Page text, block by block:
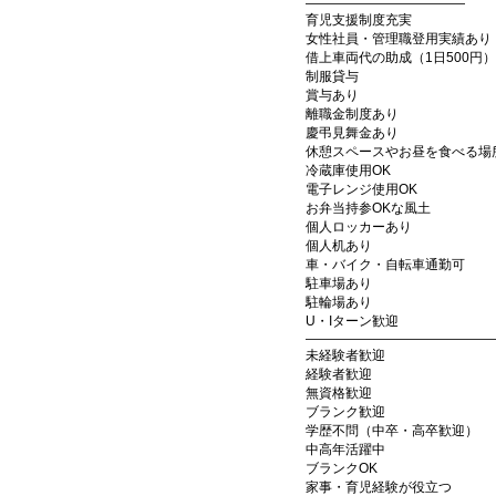
――――――――――――
育児支援制度充実
女性社員・管理職登用実績あり
借上車両代の助成（1日500円）
制服貸与
賞与あり
離職金制度あり
慶弔見舞金あり
休憩スペースやお昼を食べる場
冷蔵庫使用OK
電子レンジ使用OK
お弁当持参OKな風土
個人ロッカーあり
個人机あり
車・バイク・自転車通勤可
駐車場あり
駐輪場あり
U・Iターン歓迎
未経験者歓迎
経験者歓迎
無資格歓迎
ブランク歓迎
学歴不問（中卒・高卒歓迎）
中高年活躍中
ブランクOK
家事・育児経験が役立つ